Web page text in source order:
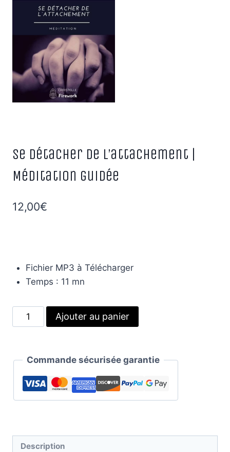
Se détacher de l’attachement |
Méditation guidée
12,00€
Fichier MP3 à Télécharger
Temps : 11 mn
quantité
de
détacher
l’attachement
Ajouter au panier
Commande sécurisée garantie
Description